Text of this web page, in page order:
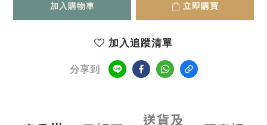
加入購物車 立即購買
加入追蹤清單
分享到
送貨及